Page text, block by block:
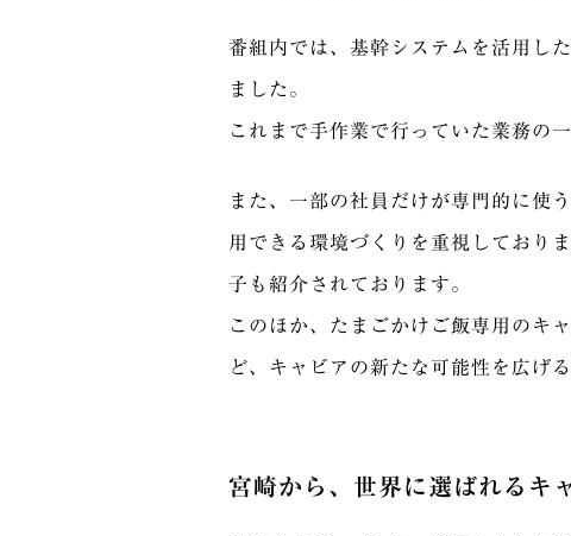
番組内では、基幹システムを活用し
ました。
これまで手作業で行っていた業務の
また、一部の社員だけが専門的に使
用できる環境づくりを重視しており
子も紹介されております。
このほか、たまごかけご飯専用のキ
ど、キャビアの新たな可能性を広げ
宮崎から、世界に選ばれるキ